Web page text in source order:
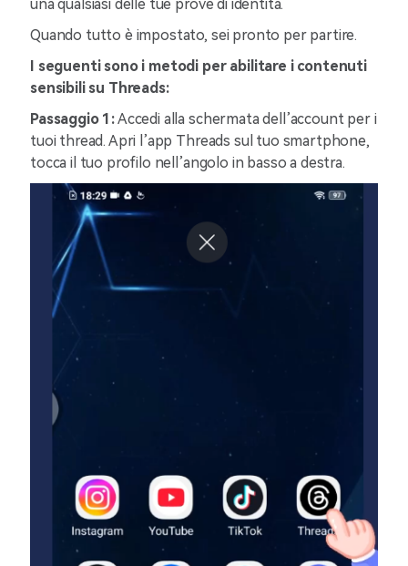
una qualsiasi delle tue prove di identità.
Quando tutto è impostato, sei pronto per partire.
I seguenti sono i metodi per abilitare i contenuti
sensibili su Threads:
Passaggio 1:Accedi alla schermata dell’account per i
tuoi thread. Apri l’app Threads sul tuo smartphone,
tocca il tuo profilo nell’angolo in basso a destra.